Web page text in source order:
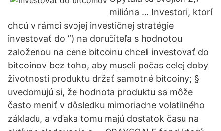
milióna … Investori, ktorí
chcú v rámci svojej investičnej stratégie
investovať do ”) na doručiteľa s hodnotou
založenou na cene bitcoinu chceli investovať do
bitcoinov bez toho, aby museli počas celej doby
životnosti produktu držať samotné bitcoiny; §
uvedomujú si, že hodnota produktu sa môže
často meniť v dôsledku mimoriadne volatilného
základu, a vďaka tomu majú dostatok času na